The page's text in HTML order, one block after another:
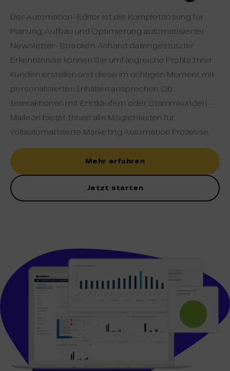
Der Automation-Editor ist die Komplettlösung für
Planung, Aufbau und Optimierung automatisierter
Newsletter-Strecken. Anhand datengestützter
Erkenntnisse können Sie umfangreiche Profile Ihrer
Kunden erstellen und diese im richtigen Moment mit
personalisierten Inhalten ansprechen. Ob
Interaktionen mit Erstkäufern oder Stammkunden –
Maileon bietet Ihnen alle Möglichkeiten für
vollautomatisierte Marketing Automation Prozesse.
Mehr erfahren
Jetzt starten